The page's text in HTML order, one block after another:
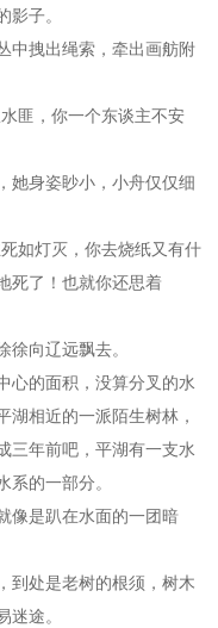
子。
中拽出绳索，牵出画舫附
匪，你一个东谈主不安
她身姿眇小，小舟仅仅细
如灯灭，你去烧纸又有什
死了！也就你还思着
向辽远飘去。
心的面积，没算分叉的水
相近的一派陌生树林，
三年前吧，平湖有一支水
的一部分。
像是趴在水面的一团暗
到处是老树的根须，树木
途。